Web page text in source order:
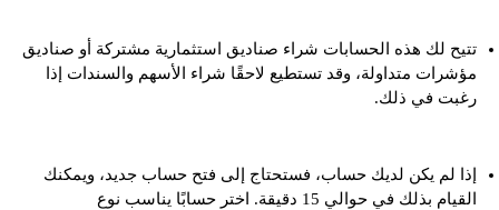
تتيح لك هذه الحسابات شراء صناديق استثمارية مشتركة أو صناديق
مؤشرات متداولة، وقد تستطيع لاحقًا شراء الأسهم والسندات إذا
رغبت في ذلك.
إذا لم يكن لديك حساب، فستحتاج إلى فتح حساب جديد، ويمكنك
القيام بذلك في حوالي 15 دقيقة. اختر حسابًا يناسب نوع